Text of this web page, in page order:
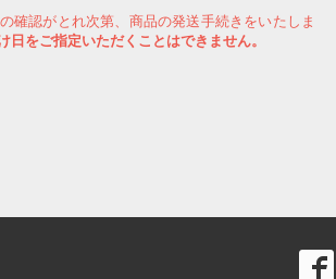
確認がとれ次第、商品の発送手続きをいたしま
日をご指定いただくことはできません。